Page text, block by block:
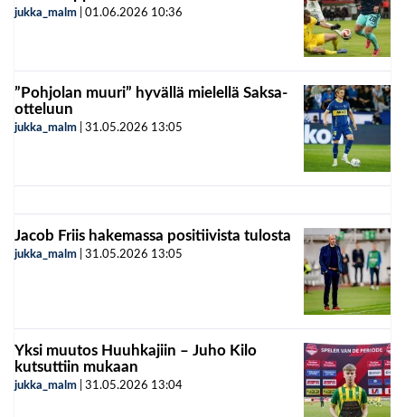
jukka_malm 01.06.2026 10:36
”Pohjolan muuri” hyvällä mielellä Saksa-
otteluun
jukka_malm 31.05.2026 13:05
Jacob Friis hakemassa positiivista tulosta
jukka_malm 31.05.2026 13:05
Yksi muutos Huuhkajiin – Juho Kilo
kutsuttiin mukaan
jukka_malm 31.05.2026 13:04